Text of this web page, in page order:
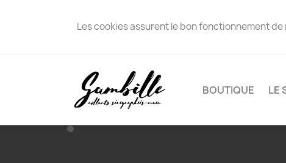
Les cookies assurent le bon fonctionnement
BOUTIQUE LE